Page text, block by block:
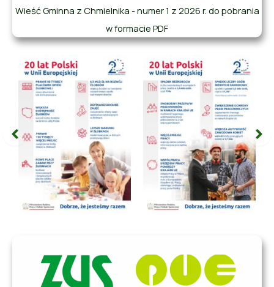
Wieść Gminna z Chmielnika - numer 1 z 2026 r. do pobrania
w formacie PDF